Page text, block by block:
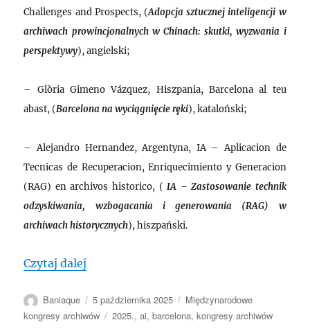
Challenges and Prospects, (Adopcja sztucznej inteligencji w
archiwach prowincjonalnych w Chinach: skutki, wyzwania i
perspektywy), angielski;
– Glòria Gimeno Vázquez, Hiszpania, Barcelona al teu
abast, (Barcelona na wyciągnięcie ręki), kataloński;
– Alejandro Hernandez, Argentyna, IA – Aplicacion de
Tecnicas de Recuperacion, Enriquecimiento y Generacion
(RAG) en archivos historico, (IA – Zastosowanie technik
odzyskiwania, wzbogacania i generowania (RAG) w
archiwach historycznych), hiszpański.
Czytaj dalej
Autor
Baniaque
Data
publikacji
5 października 2025 Kategorie
Międzynarodowe
kongresy archiwów
Tagi
2025.,ai,barcelona,kongresy archiwów